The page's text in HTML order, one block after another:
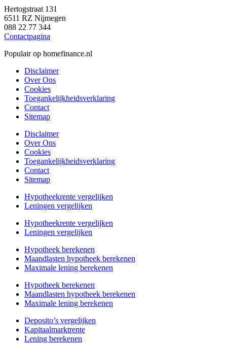
Hertogstraat 131
6511 RZ Nijmegen
088 22 77 344
Contactpagina
Populair op homefinance.nl
Disclaimer
Over Ons
Cookies
Toegankelijkheidsverklaring
Contact
Sitemap
Disclaimer
Over Ons
Cookies
Toegankelijkheidsverklaring
Contact
Sitemap
Hypotheekrente vergelijken
Leningen vergelijken
Hypotheekrente vergelijken
Leningen vergelijken
Hypotheek berekenen
Maandlasten hypotheek berekenen
Maximale lening berekenen
Hypotheek berekenen
Maandlasten hypotheek berekenen
Maximale lening berekenen
Deposito’s vergelijken
Kapitaalmarktrente
Lening berekenen